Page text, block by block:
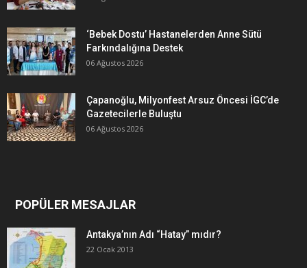
‘Bebek Dostu’ Hastanelerden Anne Sütü
Farkındalığına Destek
06 Ağustos 2026
Çapanoğlu, Milyonfest Arsuz Öncesi İGC’de
Gazetecilerle Buluştu
06 Ağustos 2026
POPÜLER MESAJLAR
Antakya’nın Adı “Hatay” mıdır?
22 Ocak 2013